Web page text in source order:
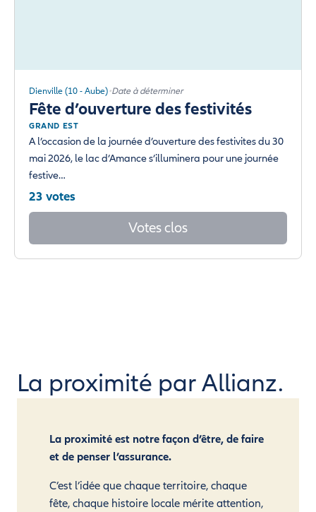
Dienville (10 - Aube) Date à déterminer
Fête d’ouverture des festivités
GRAND EST
A l’occasion de la journée d’ouverture des festivites du 30
mai 2026, le lac d’Amance s’illuminera pour une journée
festive…
23 votes
Votes clos
La proximité par Allianz.
La proximité est notre façon d’être, de faire
et de penser l’assurance.
C’est l’idée que chaque territoire, chaque
fête, chaque histoire locale mérite attention,